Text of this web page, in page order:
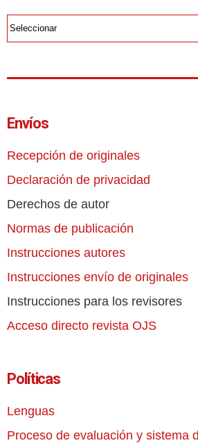
Envíos
Recepción de originales
Declaración de privacidad
Derechos de autor
Normas de publicación
Instrucciones autores
Instrucciones envío de originales
Instrucciones para los revisores
Acceso directo revista OJS
Políticas
Lenguas
Proceso de evaluación y sistema